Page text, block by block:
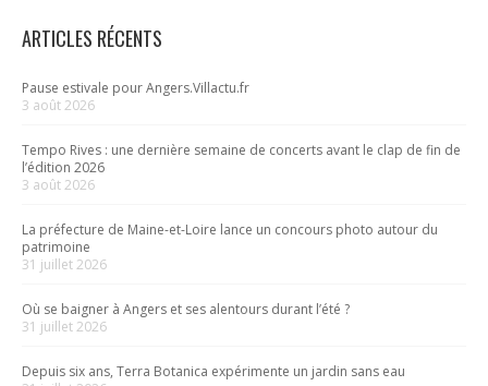
ARTICLES RÉCENTS
Pause estivale pour Angers.Villactu.fr
3 août 2026
Tempo Rives : une dernière semaine de concerts avant le clap de fin de
l’édition 2026
3 août 2026
La préfecture de Maine-et-Loire lance un concours photo autour du
patrimoine
31 juillet 2026
Où se baigner à Angers et ses alentours durant l’été ?
31 juillet 2026
Depuis six ans, Terra Botanica expérimente un jardin sans eau